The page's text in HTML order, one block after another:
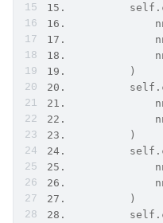
15.
16.
17.
18.
19.          )
20.
21.
22.
23.          )
24.
25.
26.
27.          )
28.